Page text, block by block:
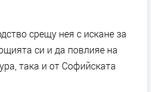
срещу нея с искане за
си и да повлияе на
така и от Софийската